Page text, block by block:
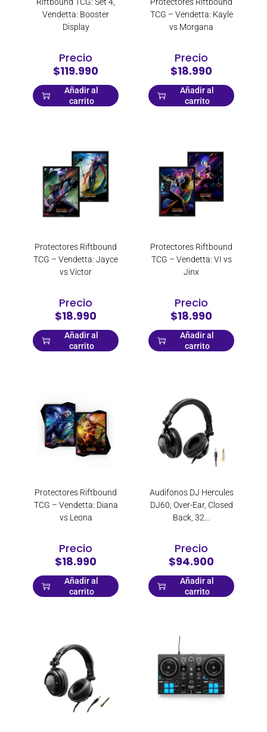
Ultimate Guard
Ultra PRO
Vudu Love
Wizards of the Coast
XPG
Vendetta: Booster
Display
Precio
$119.990
Añadir al
carrito
TCG – Vendetta: Kayle
vs Morgana
Precio
$18.990
Añadir al
carrito
Protectores Riftbound
TCG – Vendetta: Jayce
vs Victor
Precio
$18.990
Añadir al
carrito
Protectores Riftbound
TCG – Vendetta: VI vs
Jinx
Precio
$18.990
Añadir al
carrito
Protectores Riftbound
TCG – Vendetta: Diana
vs Leona
Precio
$18.990
Añadir al
carrito
Audifonos DJ Hercules
DJ60, Over-Ear, Closed
Back, 32...
Precio
$94.900
Añadir al
carrito